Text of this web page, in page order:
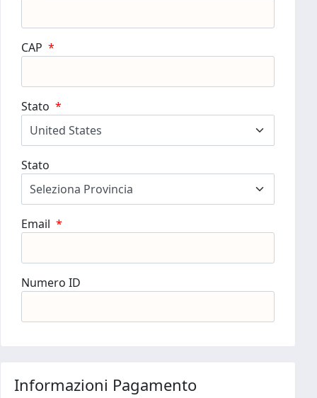
CAP *
Stato *
Stato
Email *
Numero ID
Informazioni Pagamento